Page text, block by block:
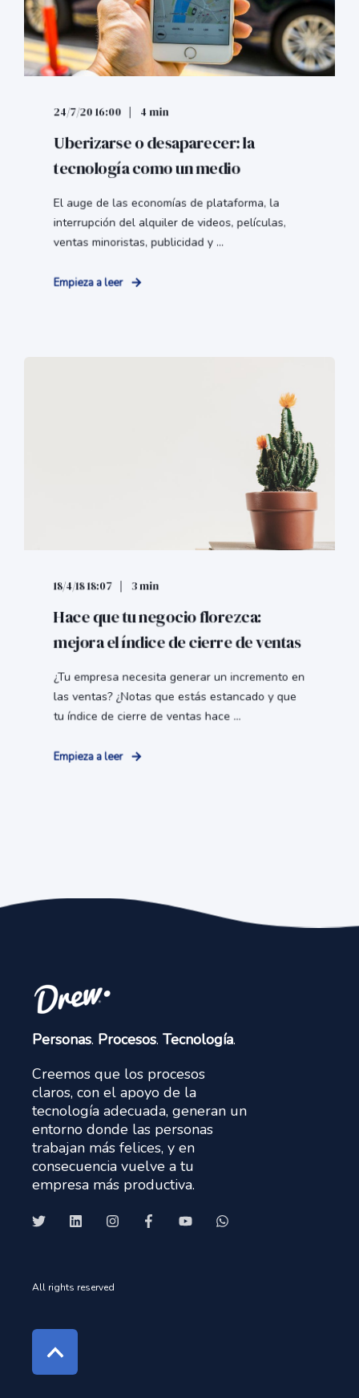
24/7/20 16:00 4 min
Uberizarse o desaparecer: la
tecnología como un medio
El auge de las economías de plataforma, la
interrupción del alquiler de videos, películas,
ventas minoristas, publicidad y ...
Empieza a leer
18/4/18 18:07 3 min
Hace que tu negocio florezca:
mejora el índice de cierre de ventas
¿Tu empresa necesita generar un incremento en
las ventas? ¿Notas que estás estancado y que
tu índice de cierre de ventas hace ...
Empieza a leer
Personas. Procesos. Tecnología.
Creemos que los procesos
claros, con el apoyo de la
tecnología adecuada, generan un
entorno donde las personas
trabajan más felices, y en
consecuencia vuelve a tu
empresa más productiva.
All rights reserved